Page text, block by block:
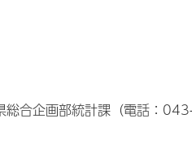
総合企画部統計課（電話：